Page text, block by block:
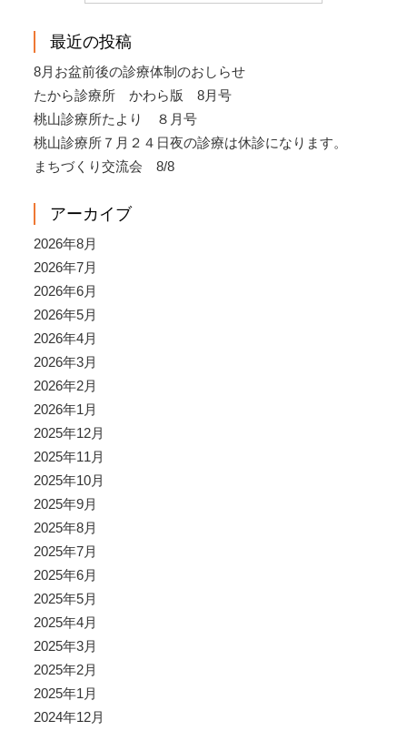
最近の投稿
8月お盆前後の診療体制のおしらせ
たから診療所 かわら版 8月号
桃山診療所たより ８月号
桃山診療所７月２４日夜の診療は休診になります。
まちづくり交流会 8/8
アーカイブ
2026年8月
2026年7月
2026年6月
2026年5月
2026年4月
2026年3月
2026年2月
2026年1月
2025年12月
2025年11月
2025年10月
2025年9月
2025年8月
2025年7月
2025年6月
2025年5月
2025年4月
2025年3月
2025年2月
2025年1月
2024年12月